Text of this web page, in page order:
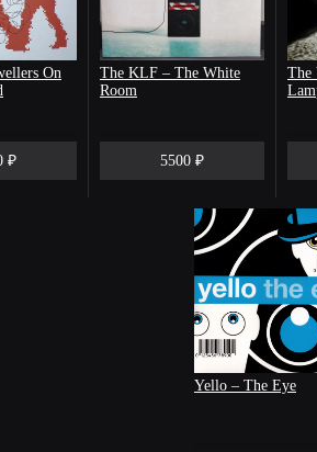
On
₽
The KLF – The White
Room
5500 ₽
The
Yello – The Eye